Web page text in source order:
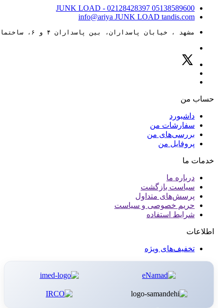
05138589600
JUNK LOAD - 02128428397
info@ariya JUNK LOAD tandis.com
مشهد ، خیابان پاسداران، بین پاسداران ۴ و ۶، ساختمان ۸۸
حساب من
داشبورد
سفارشات من
بررسی‌های من
پروفایل من
خدمات ما
درباره ما
سیاست بازگشت
پرسش‌های متداول
حریم خصوصی و سیاست
شرایط استفاده
اطلاعات
تخفیف‌های ویژه